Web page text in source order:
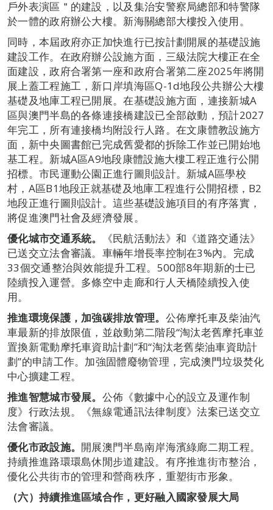
戶外表演區＂的建設，以及集治安警察局總部和特警隊
於一體的政府辦公大樓。新海關總部大樓投入使用。
同時，本屆政府亦正加快進行已按計劃開展的基礎設施
建設工作。在政府辦公設施方面，三級法院大樓正在全
面建設，政府合署第一座和政府合署第二座2025年將開
展上蓋工程施工，新口岸填海區Q-1d地段公共辦公大樓
基礎及地庫工程已開展。在基礎設施方面，連接新城A
區與澳門半島的各條連接橋建設已全部啟動，預計2027
年完工，所有連接橋均附設行人路。在文康體教設施方
面，新中央圖書館已完成舊愛都的拆除工作並已開始地
基工程。新城A區A9地段康體設施大樓工程正進行公開
招標。市民運動公園正進行圖則設計。新城A區學校
村，A區B1地段正就基礎及地庫工程進行公開招標，B2
地段正進行圖則設計。這些基礎設施項目的有序落實，
將促進澳門社會及經濟發展。
優化城市交通系統。
《民航活動法》和《道路交通法》
已送交立法會審議。車輛年增長率控制在3%內。完成
33個交通整治與效能提升工程。500部8年期新的士已
陸續投入運營。多條空中走廊和行人天橋陸續投入使
用。
推進環境保護，加強碳排放管理。 公佈摩托車及柴油汽
車最新的排放限值，並啟動第二階段“淘汰老舊摩托車並
置換新電動摩托車資助計劃”和“淘汰老舊柴油車資助計
劃”的申請工作。加強固體廢物管理，完成澳門垃圾焚化
中心擴建工程。
推進智慧城市發展。 公佈《數據中心的設立及運作制
度》行政法規。《無線電通訊法律制度》法案已送交立
法會審議。
優化市政設施。 開展澳門半島南岸海濱綠廊二期工程。
持續推進路環環島休閒步道建設。有序推進街市整治，
優化公共街市的管理和營商秩序，重塑街市形象。
（六）持續推進區域合作，更好融入國家發展大局